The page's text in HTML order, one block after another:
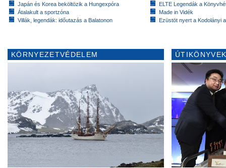
Japán és Korea beköltözik a Hungexpóra
Átalakult a sportzóna
Villák, legendák: időutazás a Balatonon
ELTE Legendák a
Made in Vidék
Ezüstöt nyert a Kodolányi
KÖRNYEZETVÉDELEM